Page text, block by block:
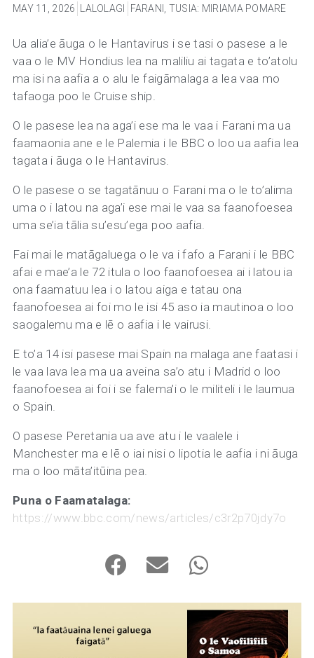
MAY 11, 2026 LALOLAGI FARANI , TUSIA: MIRIAMA POMARE
Ua alia’e āuga o le Hantavirus i se tasi o pasese a le
vaa o le MV Hondius lea na maliliu ai tagata e to’atolu
ma isi na aafia a o alu le faigāmalaga a lea vaa mo
tafaoga poo le Cruise ship.
O le pasese lea na aga’i ese ma le vaa i Farani ma ua
faamaonia ane e le Palemia i le BBC o loo ua aafia lea
tagata i āuga o le Hantavirus.
O le pasese o se tagatānuu o Farani ma o le to’alima
uma o i latou na aga’i ese mai le vaa sa faanofoesea
uma se’ia tālia su’esu’ega poo aafia.
Fai mai le matāgaluega o le va i fafo a Farani i le BBC
afai e mae’a le 72 itula o loo faanofoesea ai i latou ia
ona faamatuu lea i o latou aiga e tatau ona
faanofoesea ai foi mo le isi 45 aso ia mautinoa o loo
saogalemu ma e lē o aafia i le vairusi.
E to’a 14 isi pasese mai Spain na malaga ane faatasi i
le vaa lava lea ma ua aveina sa’o atu i Madrid o loo
faanofoesea ai foi i se falema’i o le militeli i le laumua
o Spain.
O pasese Peretania ua ave atu i le vaalele i
Manchester ma e lē o iai nisi o lipotia le aafia i ni āuga
ma o loo māta’itūina pea.
Puna o Faamatalaga:
https://www.bbc.com/news/articles/c3r2p70jdy7o